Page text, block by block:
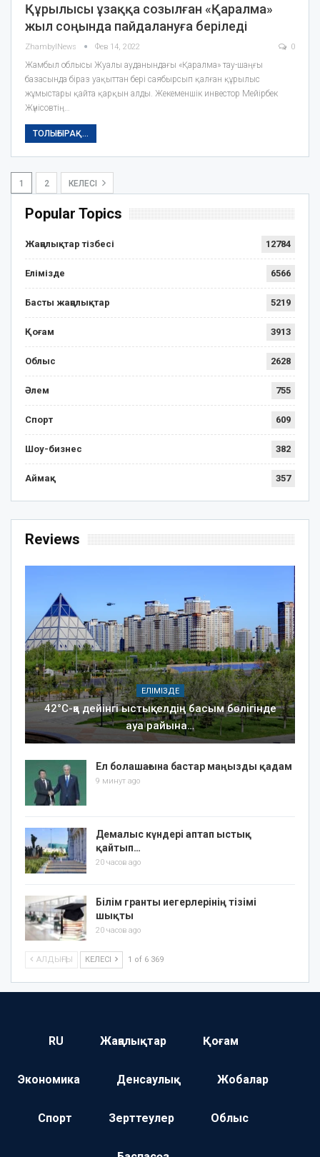
Құрылысы ұзаққа созылған «Қаралма»
жыл соңында пайдалануға беріледі
ZhambylNews Фев 14, 2022 0
Жамбыл облысы Жуалы ауданындағы «Қаралма» тау-шаңғы
базасында біраз уақыттан бері саябырсып қалған құрылыс
жұмыстары қайта қарқын алды. Жекеменшік инвестор Мейірбек
Жүнісовтің…
ТОЛЫҒЫРАҚ...
1 2 КЕЛЕСІ
Popular Topics
Жаңалықтар тізбесі 12784
Елімізде 6566
Басты жаңалықтар 5219
Қоғам 3913
Облыс 2628
Әлем 755
Спорт 609
Шоу-бизнес 382
Аймақ 357
Reviews
ЕЛІМІЗДЕ
42°C-қа дейінгі ыстық: елдің басым бөлігінде
ауа райына…
Ел болашағына бастар маңызды қадам
9 минут ago
Демалыс күндері аптап ыстық
қайтып…
20 часов ago
Білім гранты иегерлерінің тізімі
шықты
20 часов ago
АЛДЫҢҒЫ КЕЛЕСІ 1 of 6 369
RU Жаңалықтар Қоғам
Экономика Денсаулық Жобалар
Спорт Зерттеулер Облыс